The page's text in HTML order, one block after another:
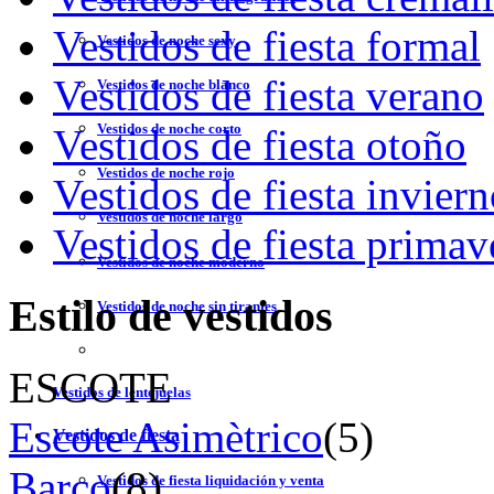
Vestidos de noche sexy
Vestidos de noche blanco
Vestidos de noche corto
Vestidos de noche rojo
Vestidos de noche largo
Vestidos de noche moderno
Vestidos de noche sin tirantes
Vestidos de lentejuelas
Vestidos de fiesta
Vestidos de fiesta liquidación y venta
Vestidos de fiesta formal
Vestidos de fiesta verano
Vestidos de fiesta otoño
Vestidos de fiesta
Vestidos de fiesta
Estilo de vestidos
ESCOTE
Escote Asimètrico(5)